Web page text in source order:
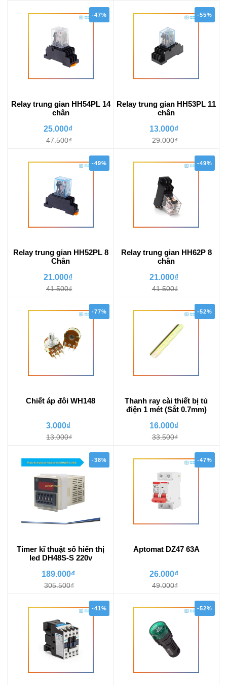
-47%
Relay trung gian HH54PL 14
chân
25.000₫
47.500₫
-55%
Relay trung gian HH53PL 11
chân
13.000₫
29.000₫
-49%
Relay trung gian HH52PL 8
Chân
21.000₫
41.500₫
-49%
Relay trung gian HH62P 8
chân
21.000₫
41.500₫
-77%
Chiết áp đôi WH148
3.000₫
13.000₫
-52%
Thanh ray cài thiết bị tủ
điện 1 mét (Sắt 0.7mm)
16.000₫
33.500₫
-38%
Timer kĩ thuật số hiển thị
led DH48S-S 220v
189.000₫
305.500₫
-47%
Aptomat DZ47 63A
26.000₫
49.000₫
-41% -52%